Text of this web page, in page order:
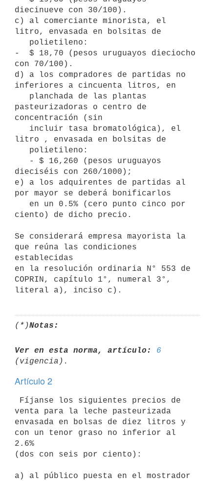
diecinueve con 30/100).
c) al comerciante minorista, el
litro, envasada en bolsitas de
-  $ 18,70 (pesos uruguayos dieciocho
con 70/100).
d) a los compradores de partidas no
inferiores a cincuenta litros, en
pasteurizadoras o centro de
concentración (sin
litro , envasada en bolsitas de
dieciséis con 260/1000);
e) a los adquirentes de partidas al
por mayor se deberá bonificarlos
ciento) de dicho precio.
Se considerará empresa mayorista la
que reúna las condiciones
establecidas
en la resolución ordinaria N° 553 de
COPRIN, capítulo 1°, numeral 3°,
(*)Notas:
Ver en esta norma, artículo:
6
Artículo 2
venta para la leche pasteurizada
envasada en bolsas de diez litros y
con un tenor graso no inferior al
2.6%
(dos con seis por ciento):
a) al público puesta en el mostrador